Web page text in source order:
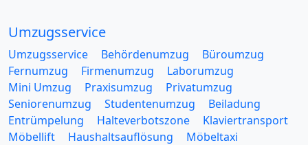
Umzugsservice
Umzugsservice Behördenumzug
Büroumzug
Fernumzug
Firmenumzug
Laborumzug
Mini Umzug
Praxisumzug
Privatumzug
Seniorenumzug
Studentenumzug
Beiladung
Entrümpelung
Halteverbotszone
Klaviertransport
Möbellift
Haushaltsauflösung
Möbeltaxi